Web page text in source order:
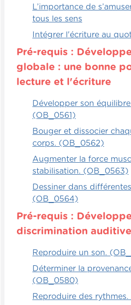
simple. Tout simplement,
l'alphabet vont être
pochettes des fanions.
enfants, groupe par
remettre les diverses
alphabétique le plus
L'équipe qui sera la plus
coopérera plus
ben, va gagner la manche.
Les enfants peuvent jouer
Ils vont utiliser deux dés.
thème. Que le thème soit
d'habitation, des aliments
desserts étranges, peu
On va inscrire des mots
faces du premier dé.
Sur le second dé, on va
lettres, souvent les plus
L’importance de
tous les sens
Intégrer l'écriture au
Pré-requis :
globale : une bonne
lecture et l'écriture
Développer son
(OB_0561)
Bouger et dissocier
corps. (OB_0562)
Augmenter la force
stabilisation. (OB_0563)
Dessiner dans
(OB_0564)
Pré-requis :
discrimination auditive
Reproduire un son.
Déterminer la
(OB_0580)
Reproduire des